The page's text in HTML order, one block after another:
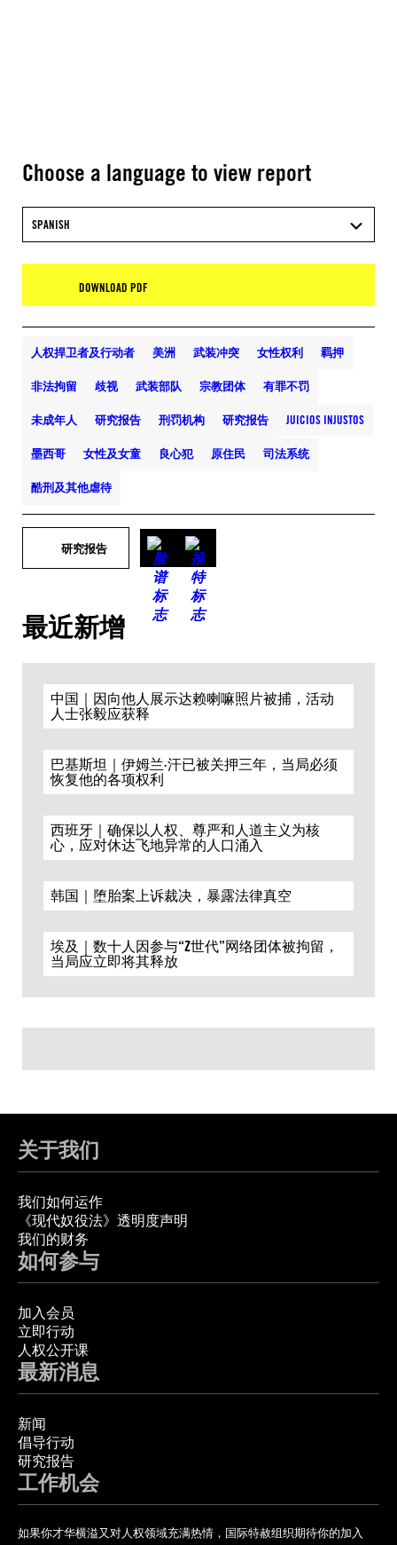
Choose a language to view report
SPANISH
DOWNLOAD PDF
人权捍卫者及行动者 美洲 武装冲突 女性权利 羁押
非法拘留 歧视 武装部队 宗教团体 有罪不罚
未成年人 研究报告 刑罚机构 研究报告 JUICIOS INJUSTOS
墨西哥 女性及女童 良心犯 原住民 司法系统
酷刑及其他虐待
研究报告
最近新增
中国｜因向他人展示达赖喇嘛照片被捕，活动
人士张毅应获释
巴基斯坦｜伊姆兰·汗已被关押三年，当局必须
恢复他的各项权利
西班牙｜确保以人权、尊严和人道主义为核
心，应对休达飞地异常的人口涌入
韩国｜堕胎案上诉裁决，暴露法律真空
埃及｜数十人因参与“Z世代”网络团体被拘留，
当局应立即将其释放
关于我们
我们如何运作
《现代奴役法》透明度声明
我们的财务
如何参与
加入会员
立即行动
人权公开课
最新消息
新闻
倡导行动
研究报告
工作机会
如果你才华横溢又对人权领域充满热情，国际特赦组织期待你的加入